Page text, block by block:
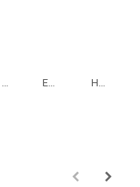
Estreno HBO